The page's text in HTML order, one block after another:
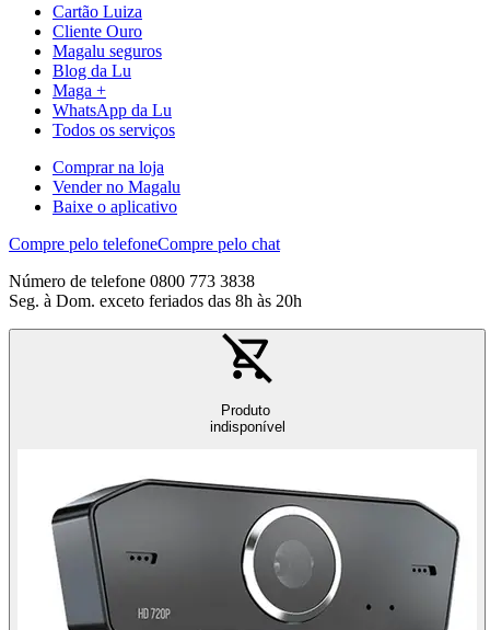
Cartão Luiza
Cliente Ouro
Magalu seguros
Blog da Lu
Maga +
WhatsApp da Lu
Todos os serviços
Comprar na loja
Vender no Magalu
Baixe o aplicativo
Compre pelo telefoneCompre pelo chat
Número de telefone 0800 773 3838
Seg. à Dom. exceto feriados das 8h às 20h
Produto
indisponível